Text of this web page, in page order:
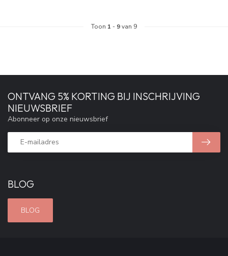
Toon 1 - 9van 9
BLOG
BLOG
ONTVANG 5% KORTING BIJ INSCHRIJVING
NIEUWSBRIEF
Abonneer op onze nieuwsbrief